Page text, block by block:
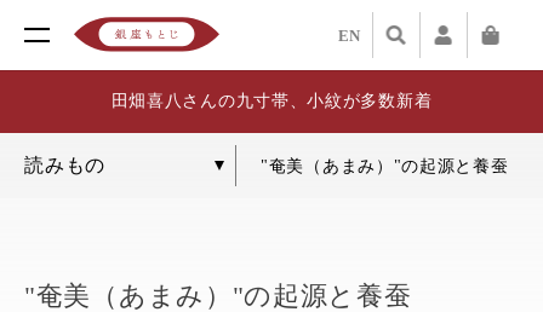
EN
田畑喜八さんの九寸帯、小紋が多数新着
"奄美（あまみ）"の起源と養蚕
"奄美（あまみ）"の起源と養蚕